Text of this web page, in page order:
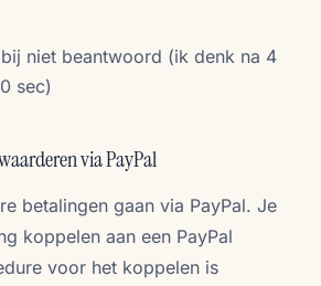
niet beantwoord (ik denk na 4
sec)
via PayPal
betalingen gaan via PayPal. Je
koppelen aan een PayPal
voor het koppelen is